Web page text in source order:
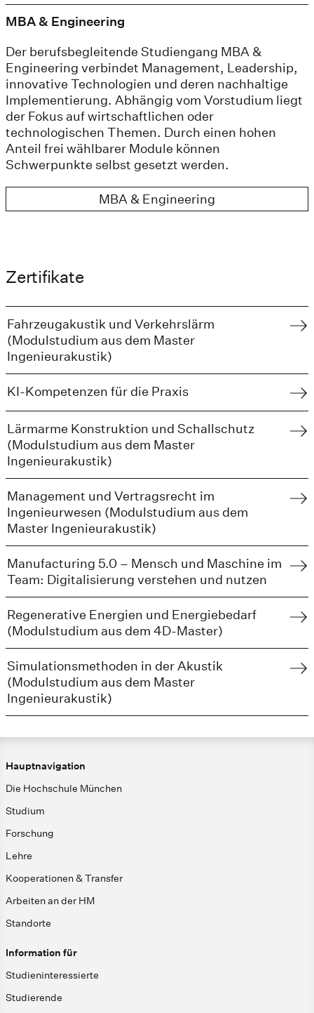
MBA & Engineering
Der berufsbegleitende Studiengang MBA &
Engineering verbindet Management, Leadership,
innovative Technologien und deren nachhaltige
Implementierung. Abhängig vom Vorstudium liegt
der Fokus auf wirtschaftlichen oder
technologischen Themen. Durch einen hohen
Anteil frei wählbarer Module können
Schwerpunkte selbst gesetzt werden.
MBA & Engineering
Zertifikate
Fahrzeugakustik und Verkehrslärm
(Modulstudium aus dem Master
Ingenieurakustik)
KI-Kompetenzen für die Praxis
Lärmarme Konstruktion und Schallschutz
(Modulstudium aus dem Master
Ingenieurakustik)
Management und Vertragsrecht im
Ingenieurwesen (Modulstudium aus dem
Master Ingenieurakustik)
Manufacturing 5.0 – Mensch und Maschine im
Team: Digitalisierung verstehen und nutzen
Regenerative Energien und Energiebedarf
(Modulstudium aus dem 4D-Master)
Simulationsmethoden in der Akustik
(Modulstudium aus dem Master
Ingenieurakustik)
Hauptnavigation
Die Hochschule München
Studium
Forschung
Lehre
Kooperationen & Transfer
Arbeiten an der HM
Standorte
Information für
Studieninteressierte
Studierende